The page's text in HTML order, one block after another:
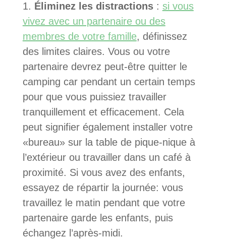
Éliminez les distractions: si vous
vivez avec un partenaire ou des
membres de votre famille, définissez
des limites claires. Vous ou votre
partenaire devrez peut-être quitter le
camping car pendant un certain temps
pour que vous puissiez travailler
tranquillement et efficacement. Cela
peut signifier également installer votre
«bureau» sur la table de pique-nique à
l’extérieur ou travailler dans un café à
proximité. Si vous avez des enfants,
essayez de répartir la journée: vous
travaillez le matin pendant que votre
partenaire garde les enfants, puis
échangez l’après-midi.